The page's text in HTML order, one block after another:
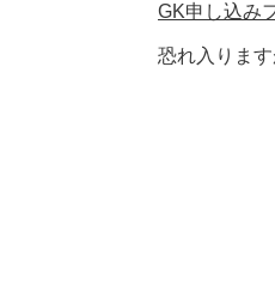
GK申し込み
恐れ入りま